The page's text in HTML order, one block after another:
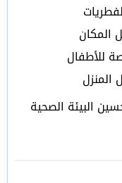
المكان
للأطفال
المنزل
البيئة الصحية